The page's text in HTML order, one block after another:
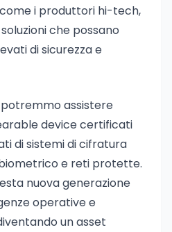
i produttori hi-tech,
che possano
di sicurezza e
assistere
device certificati
di sistemi di cifratura
e reti protette.
nuova generazione
operative e
un asset